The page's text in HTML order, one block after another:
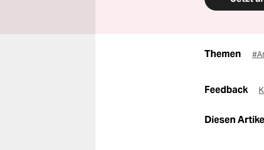
Themen
Feedback
Diesen